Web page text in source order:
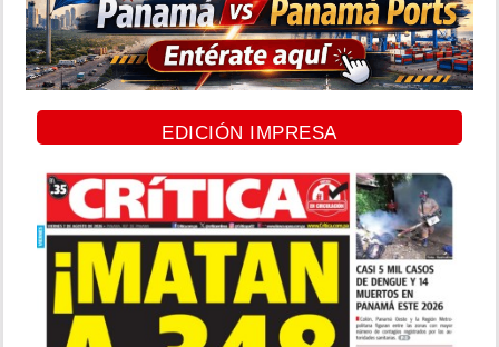
EDICIÓN IMPRESA